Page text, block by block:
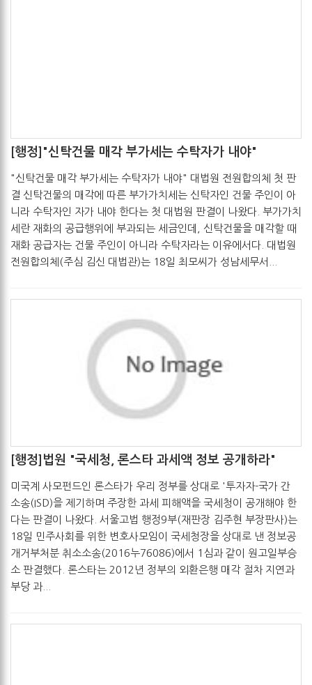
[행정]"신탁건물 매각 부가세는 수탁자가 내야"
"신탁건물 매각 부가세는 수탁자가 내야" 대법원 전원합의체 첫 판
결 신탁건물의 매각에 따른 부가가치세는 신탁자인 건물 주인이 아
니라 수탁자인 자가 내야 한다는 첫 대법원 판결이 나왔다. 부가가치
세란 재화의 공급행위에 부과되는 세금인데, 신탁건물을 매각할 때
재화 공급자는 건물 주인이 아니라 수탁자라는 이유에서다. 대법원
전원합의체(주심 김신 대법관)는 18일 최모씨가 성남세무서...
[행정]법원 "국세청, 론스타 과세액 정보 공개하라"
미국계 사모펀드인 론스타가 우리 정부를 상대로 '투자자-국가 간
소송(ISD)을 제기하며 주장한 과세 피해액을 국세청이 공개해야 한
다는 판결이 나왔다. 서울고법 행정9부(재판장 김주현 부장판사)는
18일 민주사회를 위한 변호사모임이 국세청장을 상대로 낸 정보공
개거부처분 취소소송(2016누76086)에서 1심과 같이 원고일부승
소 판결했다. 론스타는 2012년 정부의 외환은행 매각 절차 지연과
부당 과...